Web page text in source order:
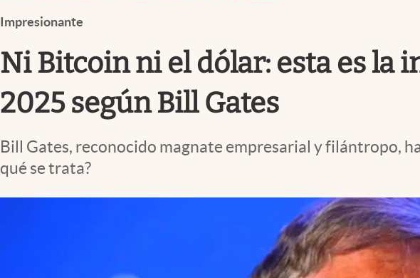
Curiosidades
Impresionante
Ni Bitcoin ni el dólar: esta es la
2025 según Bill Gates
Bill Gates, reconocido magnate empresarial y filántropo,
qué se trata?